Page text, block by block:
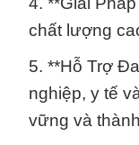
chất lượng
5. **Hỗ Trợ
nghiệp, y tế
vững và